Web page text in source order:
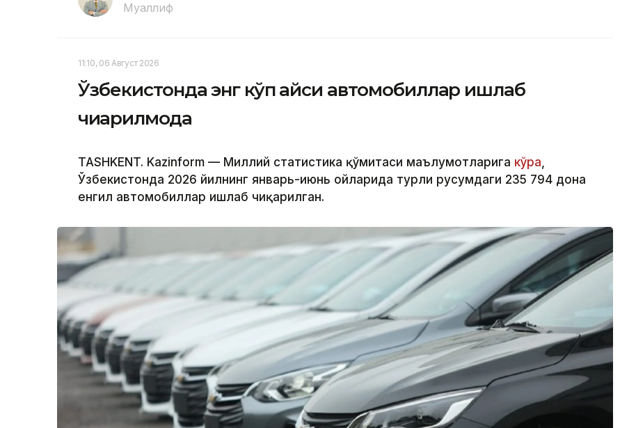
Муаллиф
11:10, 06 Август 2026
Ўзбекистонда энг кўп қайси автомобиллар ишлаб
чиқарилмоқда
TASHKENT. Kazinform — Миллий статистика қўмитаси маълумотларига кўра,
Ўзбекистонда 2026 йилнинг январь-июнь ойларида турли русумдаги 235 794 дона
енгил автомобиллар ишлаб чиқарилган.